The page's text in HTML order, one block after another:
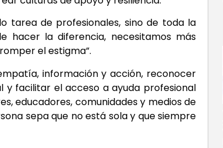
tarea de profesionales, sino de toda la
hacer la diferencia, necesitamos más
el estigma”.
información y acción, reconocer
y facilitar el acceso a ayuda profesional
educadores, comunidades y medios de
sepa que no está sola y que siempre